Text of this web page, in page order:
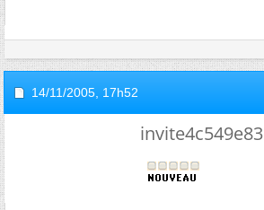
14/11/2005, 17h52
invite4c549e83